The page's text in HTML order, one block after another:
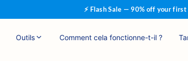
⚡ Flash Sale — 90% off your first
Outils Comment cela fonctionne-t-il ?